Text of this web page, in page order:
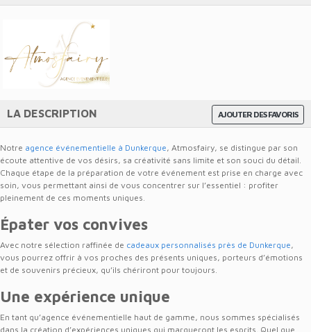
AJOUTER DES FAVORIS
LA DESCRIPTION
Notre agence événementielle à Dunkerque, Atmosfairy, se distingue par son
écoute attentive de vos désirs, sa créativité sans limite et son souci du détail.
Chaque étape de la préparation de votre événement est prise en charge avec
soin, vous permettant ainsi de vous concentrer sur l’essentiel : profiter
pleinement de ces moments uniques.
Épater vos convives
Avec notre sélection raffinée de cadeaux personnalisés près de Dunkerque,
vous pourrez offrir à vos proches des présents uniques, porteurs d’émotions
et de souvenirs précieux, qu’ils chériront pour toujours.
Une expérience unique
En tant qu’agence événementielle haut de gamme, nous sommes spécialisés
dans la création d’expériences uniques qui marqueront les esprits. Quel que